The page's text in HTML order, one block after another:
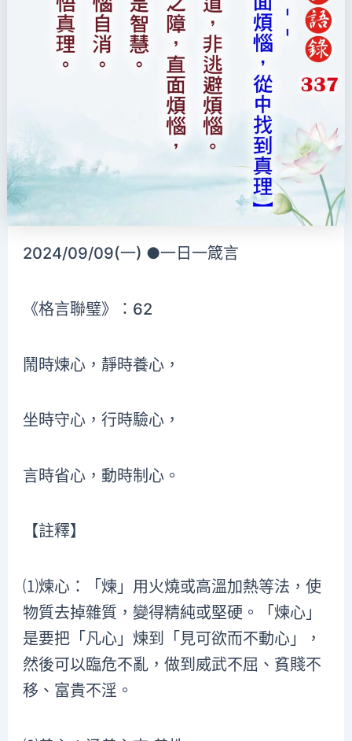
2024/09/09(一) ●一日一箴言
《格言聯璧》：62
鬧時煉心，靜時養心，
坐時守心，行時驗心，
言時省心，動時制心。
【註釋】
⑴煉心：「煉」用火燒或高溫加熱等法，使
物質去掉雜質，變得精純或堅硬。「煉心」
是要把「凡心」煉到「見可欲而不動心」，
然後可以臨危不亂，做到威武不屈、貧賤不
移、富貴不淫。